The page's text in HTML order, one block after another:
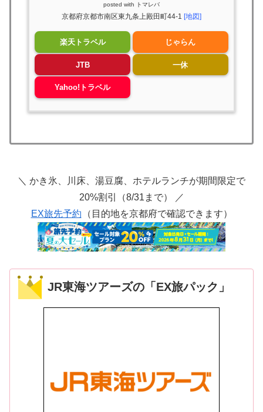
posted with トマレバ
京都府京都市南区東九条上殿田町44-1 [地図]
楽天トラベル じゃらん
JTB 一休
Yahoo!トラベル
＼ かき氷、川床、湯豆腐、ホテルランチが期間限定で
20%割引（8/31まで） ／
EX旅先予約 （目的地を京都府で確認できます）
JR東海ツアーズの「EX旅パック」